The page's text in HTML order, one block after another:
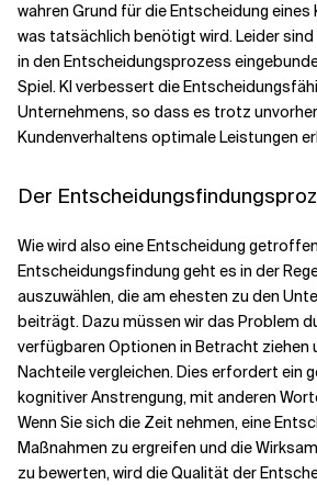
wahren Grund für die Entscheidung eines
was tatsächlich benötigt wird. Leider sind
in den Entscheidungsprozess
Spiel. KI verbessert die
Unternehmens, so dass es trotz
Kundenverhaltens optimale Leistungen
Der
Wie wird also eine Entscheidung
Entscheidungsfindung geht es in der
auszuwählen, die am ehesten zu den
beiträgt. Dazu müssen wir das Problem
verfügbaren Optionen in Betracht ziehen
Nachteile vergleichen. Dies erfordert ein
kognitiver Anstrengung, mit anderen
Wenn Sie sich die Zeit nehmen, eine
Maßnahmen zu ergreifen und die
zu bewerten, wird die Qualität der